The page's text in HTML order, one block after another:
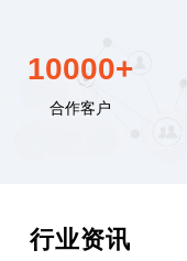
10000+
合作客户
行业资讯